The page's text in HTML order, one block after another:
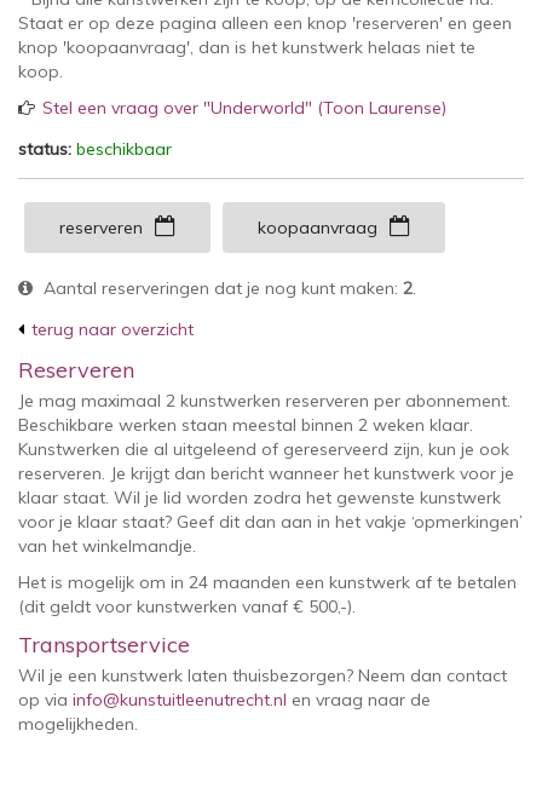
Staat er op deze pagina alleen een knop 'reserveren' en geen
knop 'koopaanvraag', dan is het kunstwerk helaas niet te
koop.
Stel een vraag over "Underworld" (Toon Laurense)
status: beschikbaar
reserveren koopaanvraag
Aantal reserveringen dat je nog kunt maken: 2.
terug naar overzicht
Reserveren
Je mag maximaal 2 kunstwerken reserveren per abonnement.
Beschikbare werken staan meestal binnen 2 weken klaar.
Kunstwerken die al uitgeleend of gereserveerd zijn, kun je ook
reserveren. Je krijgt dan bericht wanneer het kunstwerk voor je
klaar staat. Wil je lid worden zodra het gewenste kunstwerk
voor je klaar staat? Geef dit dan aan in het vakje ‘opmerkingen’
van het winkelmandje.
Het is mogelijk om in 24 maanden een kunstwerk af te betalen
(dit geldt voor kunstwerken vanaf € 500,-).
Transportservice
Wil je een kunstwerk laten thuisbezorgen? Neem dan contact
op via info@kunstuitleenutrecht.nl en vraag naar de
mogelijkheden.